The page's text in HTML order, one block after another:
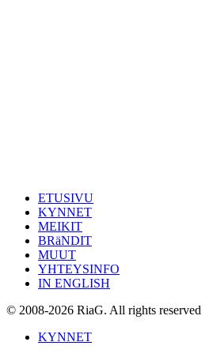
ETUSIVU
KYNNET
MEIKIT
BRäNDIT
MUUT
YHTEYSINFO
IN ENGLISH
© 2008-2026 RiaG. All rights reserved
KYNNET